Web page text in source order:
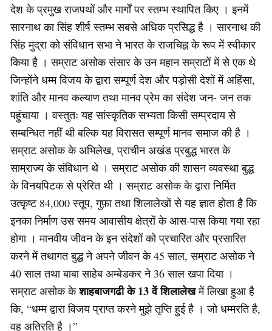
देश के प्रमुख राजपथों और मार्गों पर स्तम्भ स्थापित किए । इनमें
सारनाथ का सिंह शीर्ष स्तम्भ सबसे अधिक प्रसिद्ध है । सारनाथ की
सिंह मुद्रा को संविधान सभा ने भारत के राजचिह्न के रूप में स्वीकार
किया है । सम्राट असोक संसार के उन महान सम्राटों में से एक थे
जिन्होंने धम्म विजय के द्वारा सम्पूर्ण देश और पड़ोसी देशों में अहिंसा,
शांति और मानव कल्याण तथा मानव प्रेम का संदेश जन- जन तक
पहुंचाया । वस्तुतः यह सांस्कृतिक सभ्यता किसी सम्प्रदाय से
सम्बन्धित नहीं थी बल्कि यह विरासत सम्पूर्ण मानव समाज की है ।
सम्राट असोक के अभिलेख, प्राचीन अखंड प्रबुद्ध भारत के
साम्राज्य के संविधान थे । सम्राट असोक की शासन व्यवस्था बुद्ध
के विनयपिटक से प्रेरित थी । सम्राट असोक के द्वारा निर्मित
उत्कृष्ट 84,000 स्तूप, गुफ़ा तथा शिलालेखों से यह ज्ञात होता है कि
इनका निर्माण उस समय आवासीय क्षेत्रों के आस-पास किया गया रहा
होगा । मानवीय जीवन के इन संदेशों को प्रचारित और प्रसारित
करने में तथागत बुद्ध ने अपने जीवन के 45 साल, सम्राट असोक ने
40 साल तथा बाबा साहेब अम्बेडकर ने 36 साल खपा दिया ।
सम्राट असोक केशाहबाजगढीके 13 वें शिलालेखमें लिखा हुआ है
कि, “धम्म द्वारा विजय प्राप्त करने मुझे तृप्ति हुई है । जो धम्मरति है,
वह अतिरति है ।”